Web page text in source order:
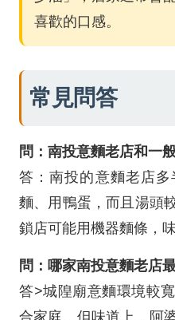
喜歡的口感。
常見問答
問：南投意麵老店和一
答：南投的意麵老店
麵、用鴨蛋，而且湯頭
鎖店可能用機器麵條，
問：哪家南投意麵老店
答>城隍廟意麵環境較
合家庭。但味道上，阿